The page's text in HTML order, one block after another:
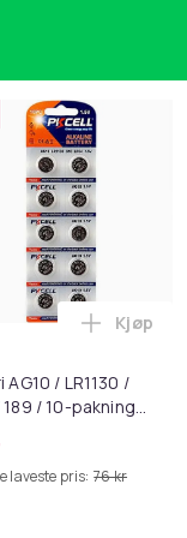
6-rørs fotpedal
/ LR1130 /
189 / 10-pakning
laveste pris: 76 kr
Legg
Kjøp